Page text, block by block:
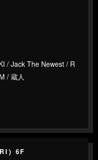
/ Jack The Newest / R
/ 蔵人
6F